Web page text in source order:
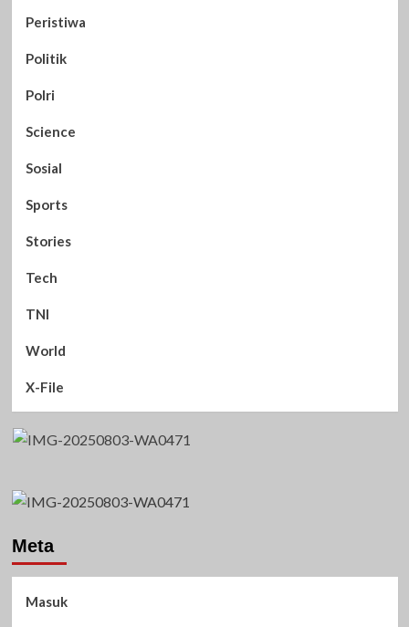
Peristiwa
Politik
Polri
Science
Sosial
Sports
Stories
Tech
TNI
World
X-File
Meta
Masuk